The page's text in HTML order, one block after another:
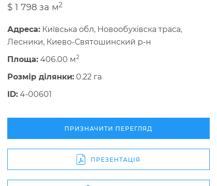
$ 1 798 за м2
Адреса: Київська обл, Новообухівска траса,
Лесники, Киево-Святошинский р-н
Площа: 406.00 м2
Розмір ділянки: 0.22 га
ID: 4-00601
ПРИЗНАЧИТИ ПЕРЕГЛЯД
ПРЕЗЕНТАЦІЯ